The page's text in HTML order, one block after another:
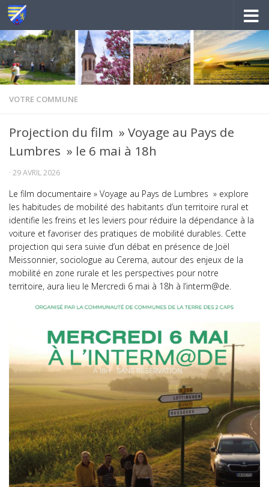
Au dessous du contenu
VOTRE COMMUNE
Projection du film » Voyage au Pays de
Lumbres » le 6 mai à 18h
· 29 AVRIL 2026
Le film documentaire » Voyage au Pays de Lumbres » explore
les habitudes de mobilité des habitants d’un territoire rural et
identifie les freins et les leviers pour réduire la dépendance à la
voiture et favoriser des pratiques de mobilité durables. Cette
projection qui sera suivie d’un débat en présence de Joël
Meissonnier, sociologue au Cerema, autour des enjeux de la
mobilité en zone rurale et les perspectives pour notre
territoire, aura lieu le Mercredi 6 mai à 18h à l’interm@de.